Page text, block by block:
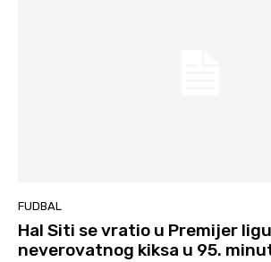
FUDBAL
Hal Siti se vratio u Premijer
neverovatnog kiksa u 95.